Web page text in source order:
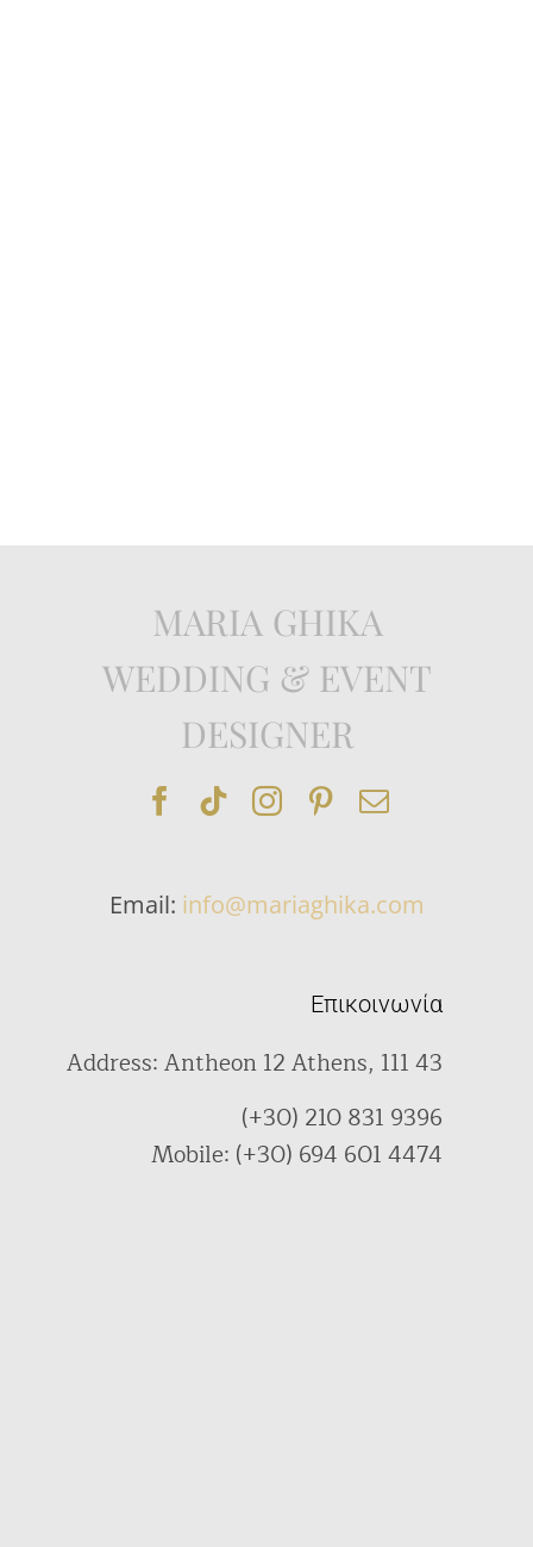
Επικοινωνία
Address: Antheon 12 Athens, 111 43
(+30) 210 831 9396
Mobile: (+30) 694 601 4474
MARIA GHIKA
WEDDING & EVENT
DESIGNER
Email: info@mariaghika.com